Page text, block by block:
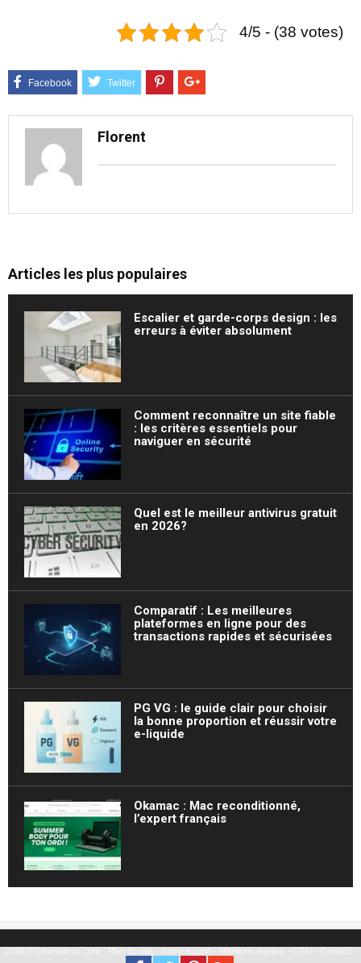
4/5 - (38 votes)
Florent
Articles les plus populaires
Escalier et garde-corps design : les
erreurs à éviter absolument
Comment reconnaître un site fiable
: les critères essentiels pour
naviguer en sécurité
Quel est le meilleur antivirus gratuit
en 2026?
Comparatif : Les meilleures
plateformes en ligne pour des
transactions rapides et sécurisées
PG VG : le guide clair pour choisir
la bonne proportion et réussir votre
e-liquide
Okamac : Mac reconditionné,
l’expert français
Partenariat